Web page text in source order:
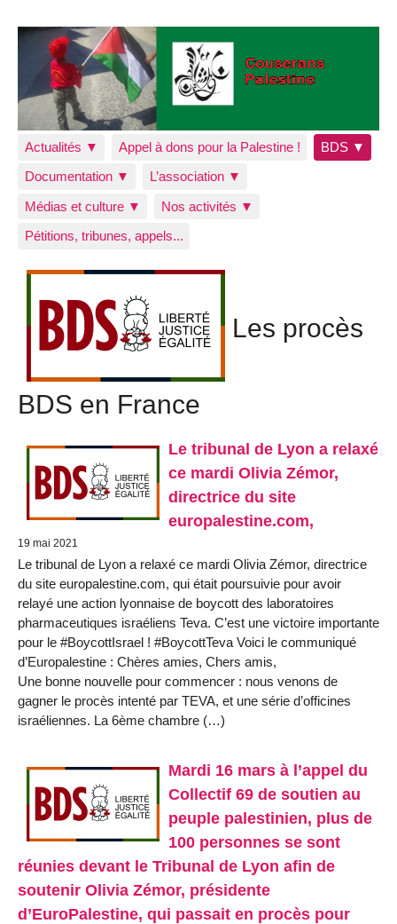
Actualités ▼ Appel à dons pour la Palestine !
BDS ▼
Documentation ▼
L’association ▼
Médias et culture ▼
Nos activités ▼
Pétitions, tribunes, appels...
Les procès
BDS en France
Le tribunal de Lyon a relaxé
ce mardi Olivia Zémor,
directrice du site
europalestine.com,
19 mai 2021
Le tribunal de Lyon a relaxé ce mardi Olivia Zémor, directrice
du site europalestine.com, qui était poursuivie pour avoir
relayé une action lyonnaise de boycott des laboratoires
pharmaceutiques israéliens Teva. C’est une victoire importante
pour le #BoycottIsrael ! #BoycottTeva Voici le communiqué
d’Europalestine : Chères amies, Chers amis,
Une bonne nouvelle pour commencer : nous venons de
gagner le procès intenté par TEVA, et une série d’officines
israéliennes. La 6ème chambre (…)
Mardi 16 mars à l’appel du
Collectif 69 de soutien au
peuple palestinien, plus de
100 personnes se sont
réunies devant le Tribunal de Lyon afin de
soutenir Olivia Zémor, présidente
d’EuroPalestine, qui passait en procès pour